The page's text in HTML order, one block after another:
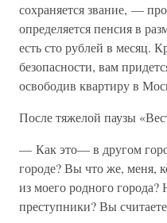
сохраняется звание, —
определяется пенсия в
есть сто рублей в месяц.
безопасности, вам
освободив квартиру в
После тяжелой паузы
— Как это— в другом
городе? Вы что же, меня,
из моего родного
преступники? Вы